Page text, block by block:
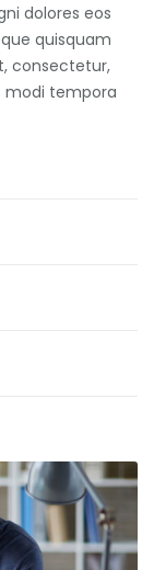
dolores eos
quisquam
consectetur,
modi tempora